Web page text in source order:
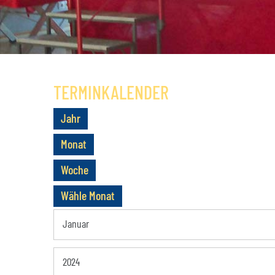
NUTZUNGSBEISPIELE
KONDITIONEN
GESCHICHTE
TERMINKALENDER
Jahr
Monat
Woche
Wähle Monat